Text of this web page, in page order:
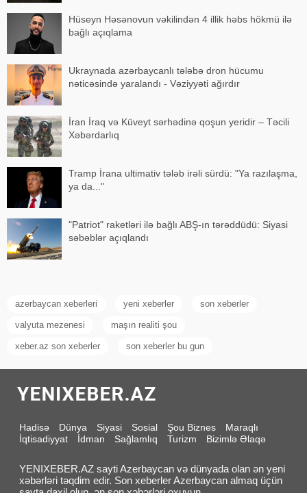
Hüseyn Həsənovun vəkilindən 4 illik həbs hökmü ilə
bağlı açıqlama
Ukraynada azərbaycanlı tələbə dron hücumu
nəticəsində yaralandı - Vəziyyəti ağırdır
İran İraq və Küveyt sərhədinə qoşun yeridir – Təcili
Xəbərdarlıq
Tramp İrana ultimativ tələb irəli sürdü: "Ya razılaşma,
ya da..."
"Patriot" raketləri ilə bağlı ABŞ-ın tərəddüdü: Siyasi
səbəblər açıqlandı
azerbaycan xeberleri yeni xeberler son xeberler
valyuta mezenesi maşın realiti şou
xeber.az son xeberler son xeberler bu gun
Hadisə Dünya Siyasi Sosial Şou Biznes
Maraqlı
İqtisadiyyat
İdman Sağlamlıq Turizm Bizimlə Əlaqə
YENIXEBER.AZ sayti Azerbaycan və dünyada olan ən yeni
xəbərləri təqdim edir. Son xeberler Azerbaycan almaq üçün